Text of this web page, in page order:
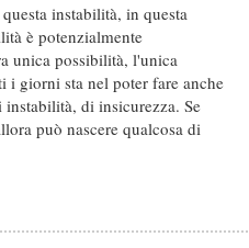
instabilità, in questa
è potenzialmente
unica possibilità, l'unica
i giorni sta nel poter fare anche
di insicurezza. Se
può nascere qualcosa di